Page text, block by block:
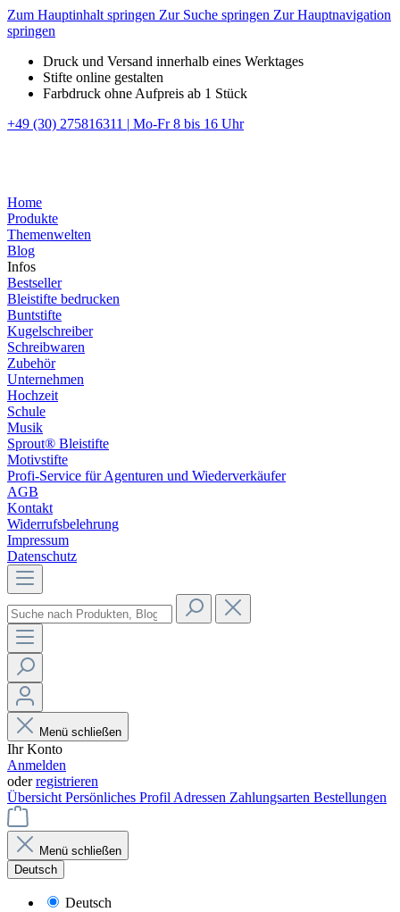
Zum Hauptinhalt springen Zur Suche springen Zur Hauptnavigation
springen
Druck und Versand innerhalb eines Werktages
Stifte online gestalten
Farbdruck ohne Aufpreis ab 1 Stück
+49 (30) 275816311 | Mo-Fr 8 bis 16 Uhr
Home
Produkte
Themenwelten
Blog
Infos
Bestseller
Bleistifte bedrucken
Buntstifte
Kugelschreiber
Schreibwaren
Zubehör
Unternehmen
Hochzeit
Schule
Musik
Sprout® Bleistifte
Motivstifte
Profi-Service für Agenturen und Wiederverkäufer
AGB
Kontakt
Widerrufsbelehrung
Impressum
Datenschutz
Menü schließen
Ihr Konto
Anmelden
oderregistrieren
Übersicht Persönliches Profil Adressen Zahlungsarten Bestellungen
Menü schließen
Deutsch
Deutsch